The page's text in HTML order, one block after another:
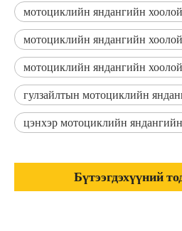
мотоциклийн яндангийн хоолой
мотоциклийн яндангийн
мотоциклийн яндангийн
гулзайлтын мотоциклийн
цэнхэр мотоциклийн
Бүтээгдэхүүний